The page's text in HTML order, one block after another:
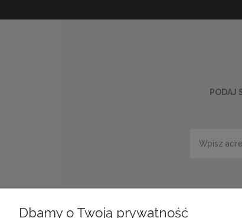
PODAJ
Dbamy o Twoją prywatność